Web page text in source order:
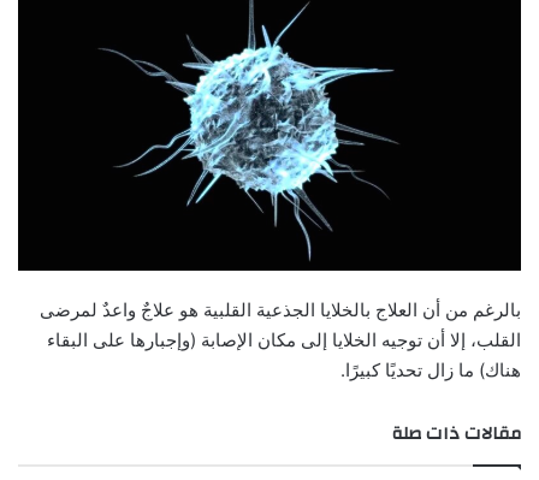
بالرغم من أن العلاج بالخلايا الجذعية القلبية هو علاجٌ واعدٌ لمرضى
القلب، إلا أن توجيه الخلايا إلى مكان الإصابة (وإجبارها على البقاء
هناك) ما زال تحديًا كبيرًا.
مقالات ذات صلة